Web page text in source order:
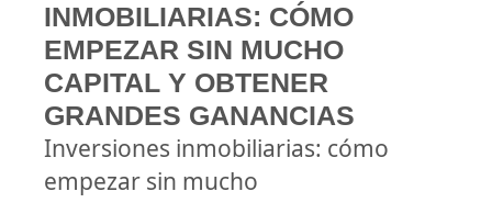
INMOBILIARIAS: CÓMO
EMPEZAR SIN MUCHO
CAPITAL Y OBTENER
GRANDES GANANCIAS
Inversiones inmobiliarias: cómo
empezar sin mucho